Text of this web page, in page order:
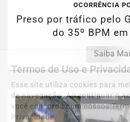
OCORRÊNCIA
Preso por tráfico pelo
do 35º BPM
Saiba
Termos de Uso e
Esse site utiliza cookies para
de navegação. Ao continuar o
você concorda com nossos
Privacidade.